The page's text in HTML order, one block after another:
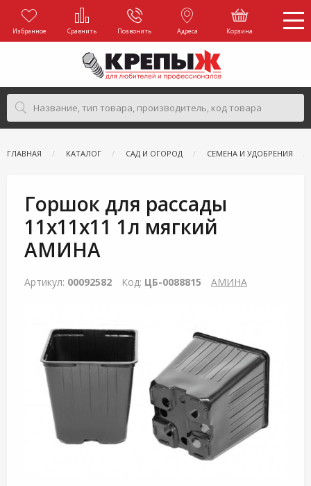
Избранное Сравнить Позвонить Адреса Корзина
ГЛАВНАЯ КАТАЛОГ САД И ОГОРОД СЕМЕНА И УДОБРЕНИЯ
Горшок для рассады
11х11х11 1л мягкий
АМИНА
Артикул: 00092582 Код: ЦБ-0088815 АМИНА